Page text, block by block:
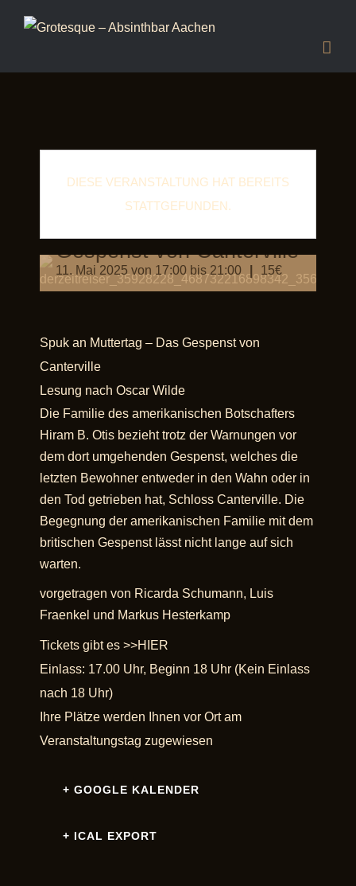
DIESE VERANSTALTUNG HAT BEREITS
STATTGEFUNDEN.
Gespenst von Canterville
11. Mai 2025 von 17:00 bis 21:00 15€
Spuk an Muttertag – Das Gespenst von
Canterville
Lesung nach Oscar Wilde
Die Familie des amerikanischen Botschafters
Hiram B. Otis bezieht trotz der Warnungen vor
dem dort umgehenden Gespenst, welches die
letzten Bewohner entweder in den Wahn oder in
den Tod getrieben hat, Schloss Canterville. Die
Begegnung der amerikanischen Familie mit dem
britischen Gespenst lässt nicht lange auf sich
warten.
vorgetragen von Ricarda Schumann, Luis
Fraenkel und Markus Hesterkamp
Tickets gibt es >>HIER
Einlass: 17.00 Uhr, Beginn 18 Uhr (Kein Einlass
nach 18 Uhr)
Ihre Plätze werden Ihnen vor Ort am
Veranstaltungstag zugewiesen
+ GOOGLE KALENDER
+ ICAL EXPORT